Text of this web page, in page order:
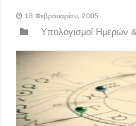
18 Φεβρουαρίου, 2005
Υπολογισμοί Ημερών